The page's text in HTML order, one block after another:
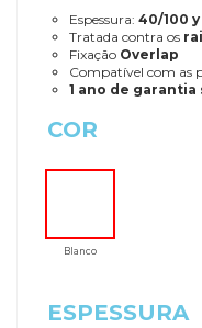
Espessura: 40/100 y
Tratada contra os
Fixação Overlap
Compatível com as
1 ano de
COR
Blanco
ESPESSURA